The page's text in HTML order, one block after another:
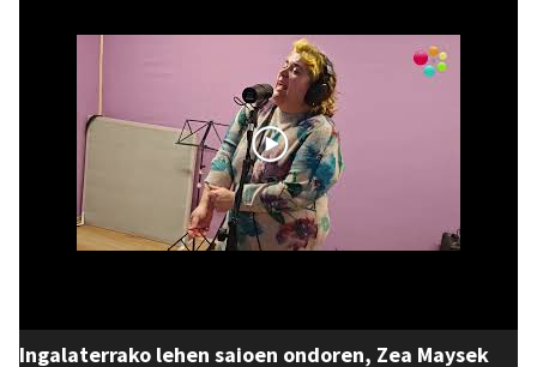
Ingalaterrako lehen saioen ondoren, Zea Maysek